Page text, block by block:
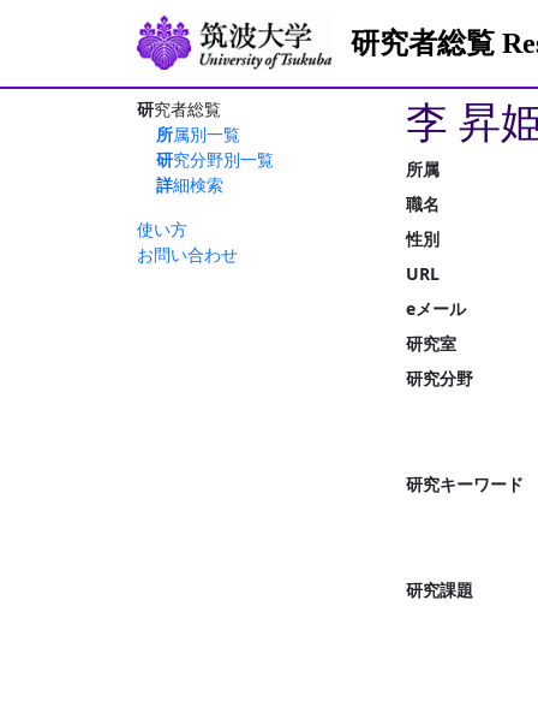
研究者総覧
研究者総覧
所属別一覧
研究分野別一覧
詳細検索
使い方
お問い合わせ
李 昇
所属
職名
性別
URL
eメール
研究室
研究分野
研究キーワード
研究課題